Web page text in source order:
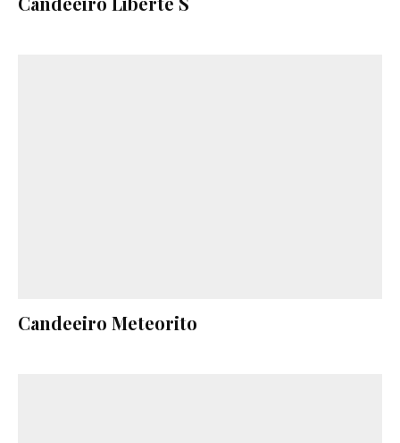
Candeeiro Meteorito